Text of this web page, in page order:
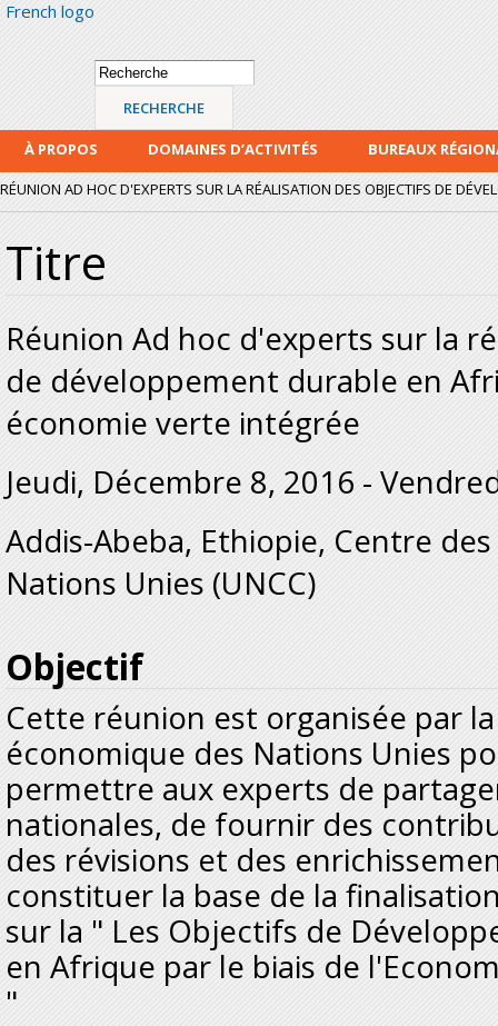
French logo
Formulaire de
recherche
Recherche
À PROPOS DOMAINES D’ACTIVITÉS
BUREAUX
RÉUNION AD HOC D'EXPERTS SUR LA RÉALISATION DES OBJECTIFS DE
Titre
Réunion Ad hoc d'experts sur la
de développement durable en
économie verte intégrée
Jeudi, Décembre 8, 2016 -
Addis-Abeba, Ethiopie, Centre
Nations Unies (UNCC)
Objectif
Cette réunion est organisée par
économique des Nations Unies
permettre aux experts de
nationales, de fournir des
des révisions et des
constituer la base de la
sur la " Les Objectifs de
en Afrique par le biais de
"